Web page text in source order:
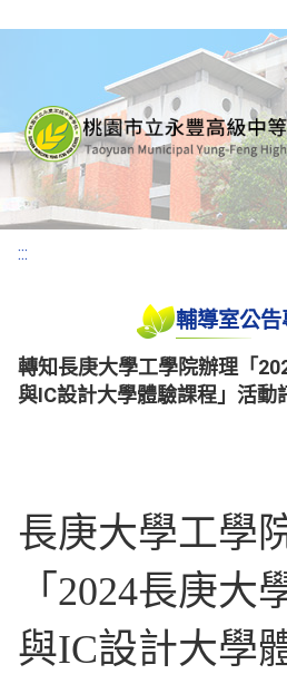
:::
輔導室公告
轉知長庚大學工學院辦理「
與IC設計大學體驗課程」活動
長庚大學工學
「2024長庚大
與IC設計大學